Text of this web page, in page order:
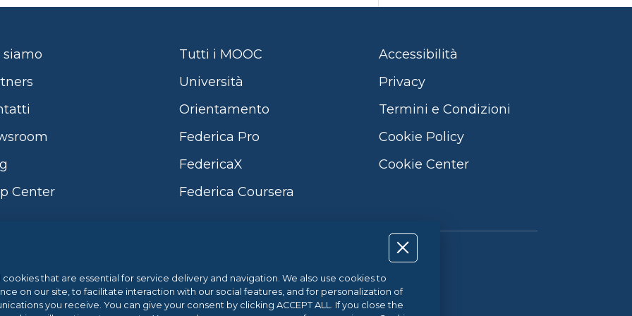
siamo
Center
Tutti i MOOC
Università
Orientamento
Federica Pro
FedericaX
Federica Coursera
Accessibilità
Privacy
Termini e Condizioni
Cookie Policy
Cookie Center
dalla Regione Campania POR
Sistema di Gestione Qualità UNI EN ISO 9001:2015
.eu Web Awards 2021
cookies that are essential for service delivery and navigation. We also use cookies to
on our site, to facilitate interaction with our social features, and for personalization of
you receive. You can give your consent by clicking ACCEPT ALL. If you close the